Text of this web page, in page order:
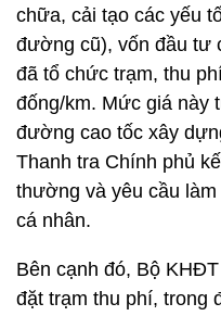
chữa, cải tạo các yếu
đường cũ), vốn đầu tư
đã tổ chức trạm, thu
đống/km. Mức giá này
đường cao tốc xây
Thanh tra Chính phủ
thường và yêu cầu
cá nhân.
Bên cạnh đó, Bộ
đặt trạm thu phí, trong